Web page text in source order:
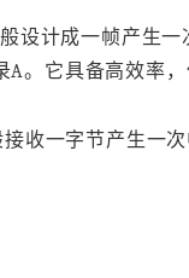
设计成一帧产生
。它具备高效率，
收一字节产生一